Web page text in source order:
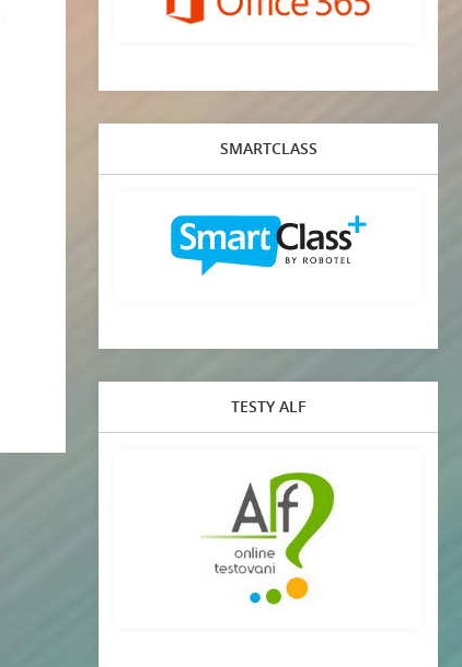
SMARTCLASS
TESTY ALF